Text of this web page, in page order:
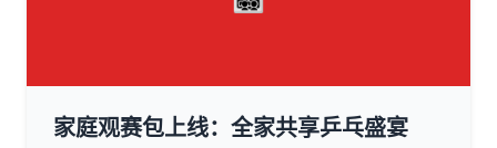
家庭观赛包上线：全家共享乒乓盛宴